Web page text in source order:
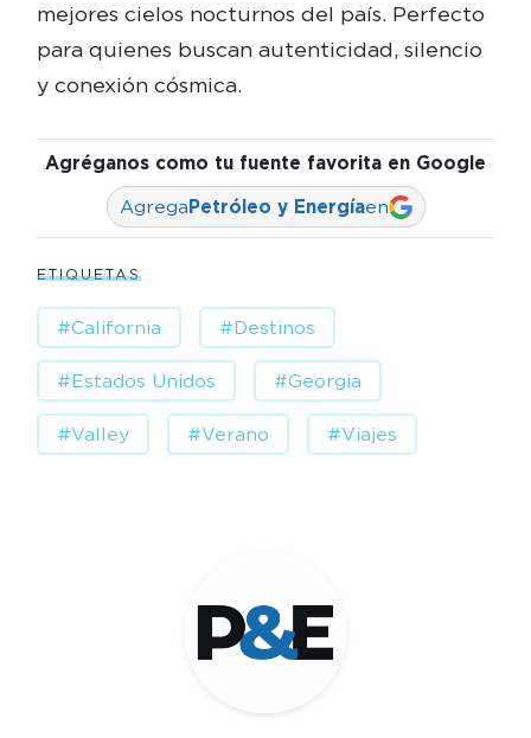
mejores cielos nocturnos del país. Perfecto
para quienes buscan autenticidad, silencio
y conexión cósmica.
Agréganos como tu fuente favorita en Google
AgregaPetróleo y Energíaen
ETIQUETAS
#California #Destinos
#Estados Unidos #Georgia
#Valley #Verano #Viajes